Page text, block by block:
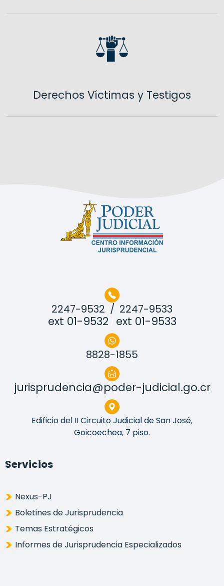
Derechos Víctimas y Testigos
2247-9532 / 2247-9533
ext 01-9532 ext 01-9533
8828-1855
jurisprudencia@poder-judicial.go.cr
Edificio del II Circuito Judicial de San José,
Goicoechea, 7 piso.
Servicios
Nexus-PJ
Boletines de Jurisprudencia
Temas Estratégicos
Informes de Jurisprudencia Especializados